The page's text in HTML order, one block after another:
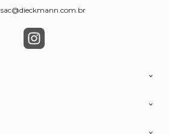
sac@dieckmann.com.br